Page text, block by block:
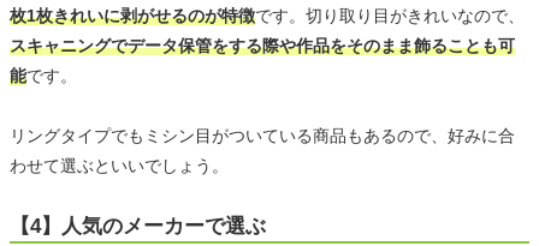
枚1枚きれいに剥がせるのが特徴です。切り取り目がきれいなので、
スキャニングでデータ保管をする際や作品をそのまま飾ることも可
能です。
リングタイプでもミシン目がついている商品もあるので、好みに合
わせて選ぶといいでしょう。
【4】人気のメーカーで選ぶ